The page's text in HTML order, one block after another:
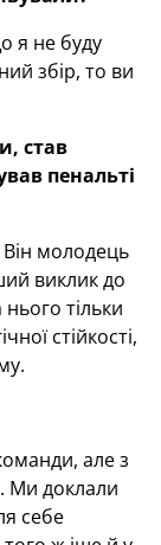
я не буду
збір, то ви
став
пенальті
молодець
виклик до
тільки
стійкості,
але з
Ми доклали
себе